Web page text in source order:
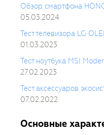
Обзор смартфона
05.03.2024
Тест телевизора LG
01.03.2023
Тест ноутбука MSI
27.02.2023
Тест аксессуаров
07.02.2022
Основные